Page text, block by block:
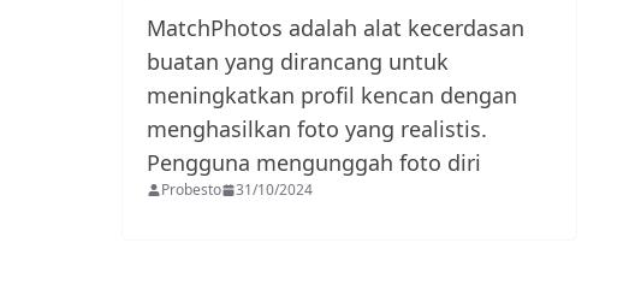
MatchPhotos adalah alat kecerdasan
buatan yang dirancang untuk
meningkatkan profil kencan dengan
menghasilkan foto yang realistis.
Pengguna mengunggah foto diri
Probesto 31/10/2024